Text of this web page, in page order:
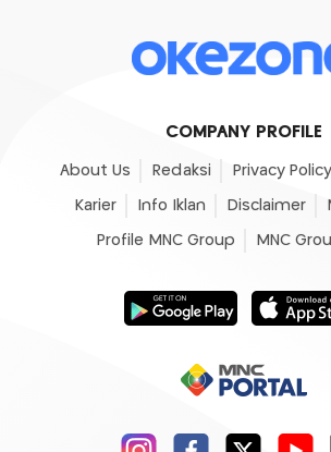
COMPANY PROFILE
About Us Redaksi Privacy Policy
Karier Info Iklan Disclaimer
Profile MNC Group MNC